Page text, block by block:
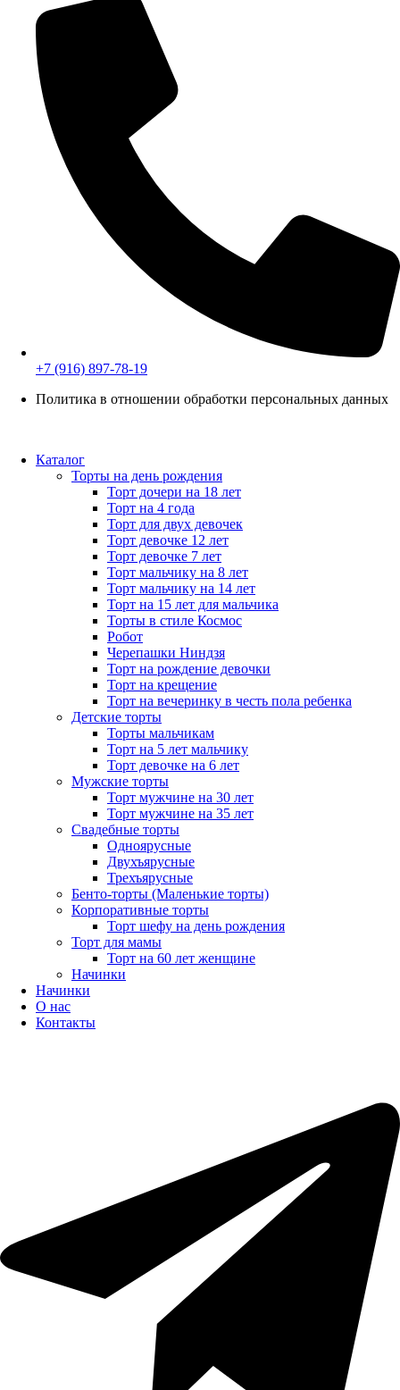
+7 (916) 897-78-19
Политика в отношении обработки персональных данных
Каталог
Торты на день рождения
Торт дочери на 18 лет
Торт на 4 года
Торт для двух девочек
Торт девочке 12 лет
Торт девочке 7 лет
Торт мальчику на 8 лет
Торт мальчику на 14 лет
Торт на 15 лет для мальчика
Торты в стиле Космос
Робот
Черепашки Ниндзя
Торт на рождение девочки
Торт на крещение
Торт на вечеринку в честь пола ребенка
Детские торты
Торты мальчикам
Торт на 5 лет мальчику
Торт девочке на 6 лет
Мужские торты
Торт мужчине на 30 лет
Торт мужчине на 35 лет
Свадебные торты
Одноярусные
Двухъярусные
Трехъярусные
Бенто-торты (Маленькие торты)
Корпоративные торты
Торт шефу на день рождения
Торт для мамы
Торт на 60 лет женщине
Начинки
Начинки
О нас
Контакты